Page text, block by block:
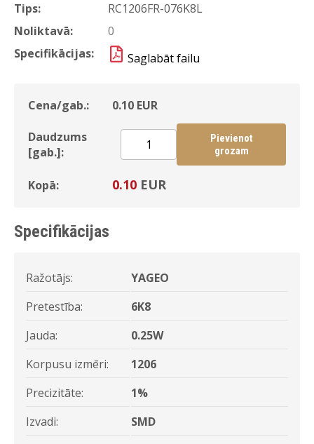
Tips:
RC1206FR-076K8L
Noliktavā:
0
Specifikācijas:
Saglabāt failu
Cena/gab.: 0.10 EUR
Daudzums
[gab.]:
Pievienot
grozam
Kopā: 0.10 EUR
Specifikācijas
Ražotājs:
YAGEO
Pretestība:
6K8
Jauda:
0.25W
Korpusu izmēri:
1206
Precizitāte:
1%
Izvadi:
SMD